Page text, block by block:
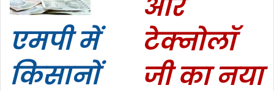
एमपी में
किसानों
और
टेक्नोलॉ
जी का नया